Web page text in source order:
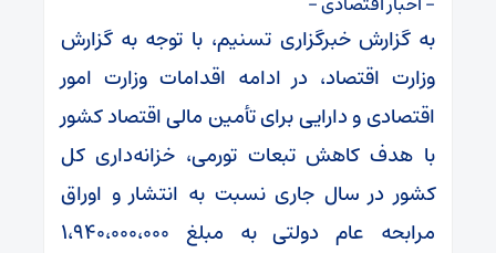
به گزارش خبرگزاری تسنیم، با توجه به گزارش
وزارت اقتصاد، در ادامه اقدامات وزارت امور
اقتصادی و دارایی برای تأمین مالی اقتصاد کشور
با هدف کاهش تبعات تورمی، خزانه‌داری کل
کشور در سال جاری نسبت به انتشار و اوراق
مرابحه عام دولتی به مبلغ ۱،۹۴۰،۰۰۰،۰۰۰